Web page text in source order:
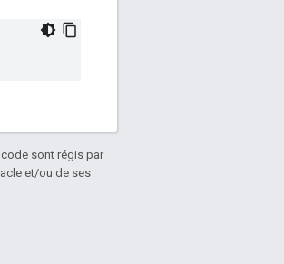
sont régis par
et/ou de ses